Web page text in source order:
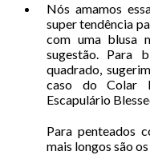
Nós amamos
super tendência
com uma blusa
sugestão. Para
quadrado,
caso do Colar
Escapulário
Para penteados
mais longos são